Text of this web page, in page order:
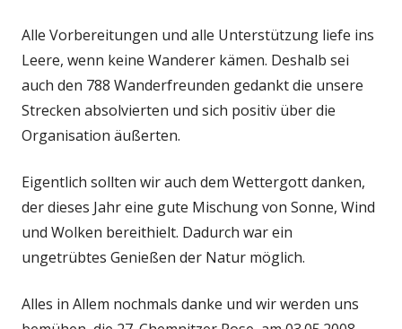
Alle Vorbereitungen und alle Unterstützung liefe ins
Leere, wenn keine Wanderer kämen. Deshalb sei
auch den 788 Wanderfreunden gedankt die unsere
Strecken absolvierten und sich positiv über die
Organisation äußerten.
Eigentlich sollten wir auch dem Wettergott danken,
der dieses Jahr eine gute Mischung von Sonne, Wind
und Wolken bereithielt. Dadurch war ein
ungetrübtes Genießen der Natur möglich.
Alles in Allem nochmals danke und wir werden uns